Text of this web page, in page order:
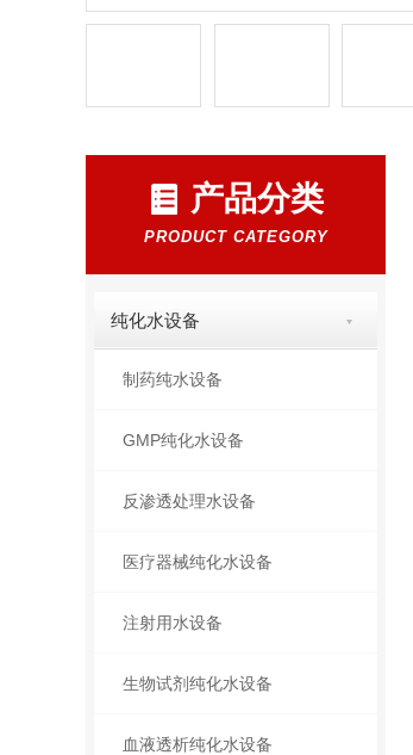
产品分类
PRODUCT CATEGORY
纯化水设备
制药纯水设备
GMP纯化水设备
反渗透处理水设备
医疗器械纯化水设备
注射用水设备
生物试剂纯化水设备
血液透析纯化水设备